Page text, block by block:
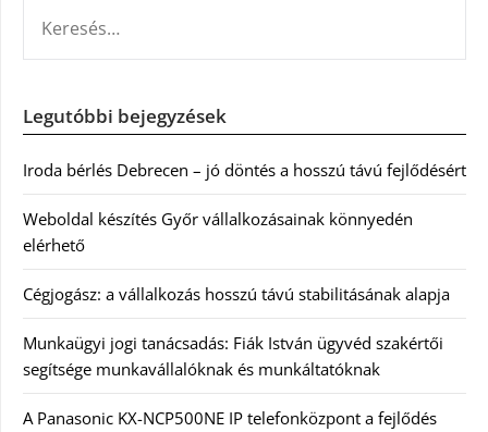
Legutóbbi bejegyzések
Iroda bérlés Debrecen – jó döntés a hosszú távú fejlődésért
Weboldal készítés Győr vállalkozásainak könnyedén
elérhető
Cégjogász: a vállalkozás hosszú távú stabilitásának alapja
Munkaügyi jogi tanácsadás: Fiák István ügyvéd szakértői
segítsége munkavállalóknak és munkáltatóknak
A Panasonic KX-NCP500NE IP telefonközpont a fejlődés